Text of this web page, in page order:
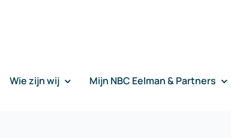
Wie zijn wij Mijn NBC Eelman & Partners